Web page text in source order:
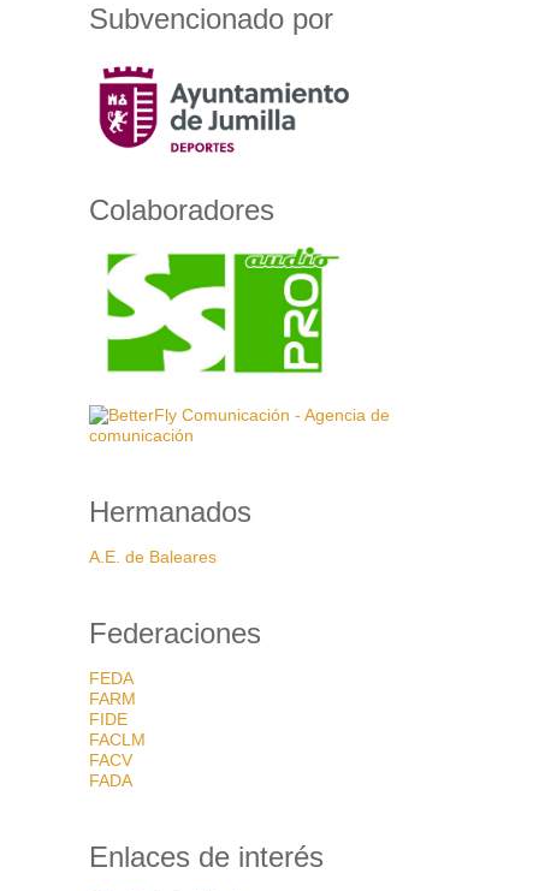
Subvencionado por
Colaboradores
Hermanados
A.E. de Baleares
Federaciones
FEDA
FARM
FIDE
FACLM
FACV
FADA
Enlaces de interés